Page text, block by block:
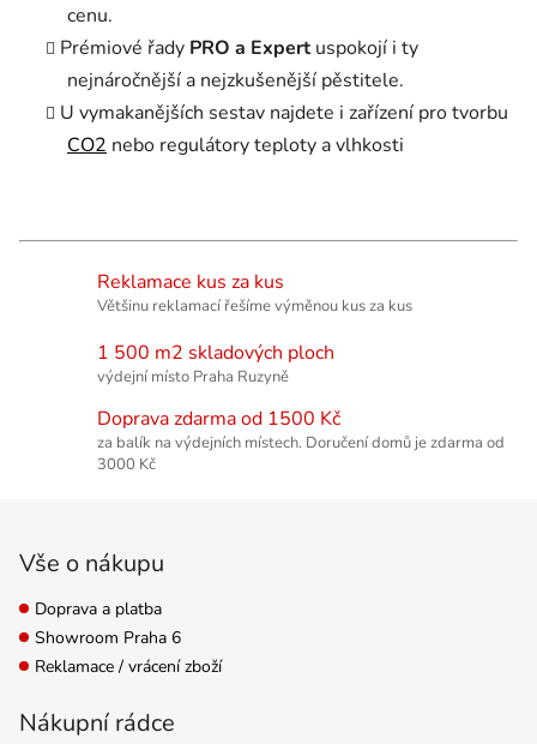
cenu.
Prémiové řady PRO a Expertuspokojí i ty
nejnáročnější a nejzkušenější pěstitele.
U vymakanějších sestav najdete i zařízení pro tvorbu
CO2 nebo regulátory teploty a vlhkosti
Reklamace kus za kus
Většinu reklamací řešíme výměnou kus za kus
1 500 m2 skladových ploch
výdejní místo Praha Ruzyně
Doprava zdarma od 1500 Kč
za balík na výdejních místech. Doručení domů je zdarma od
3000 Kč
Vše o nákupu
Doprava a platba
Showroom Praha 6
Reklamace / vrácení zboží
Nákupní rádce